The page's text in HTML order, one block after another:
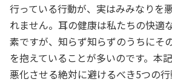
行っている行動が、実はみみなりを
れません。耳の健康は私たちの快適
素ですが、知らず知らずのうちにそ
を抱えていることが多いのです。本
悪化させる絶対に避けるべき5つの